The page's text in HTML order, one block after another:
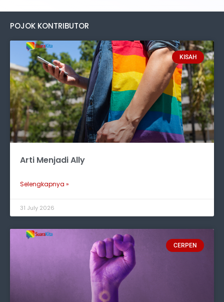
POJOK KONTRIBUTOR
KISAH
Arti Menjadi Ally
Selengkapnya »
31 July 2026
CERPEN